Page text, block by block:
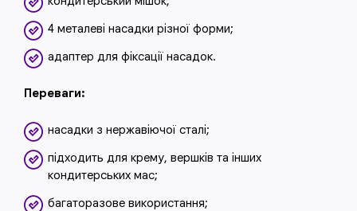
4 металеві насадки різної форми;
адаптер для фіксації насадок.
Переваги:
насадки з нержавіючої сталі;
підходить для крему, вершків та інших
кондитерських мас;
багаторазове використання;